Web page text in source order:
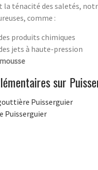
la ténacité des saletés,
comme :
produits chimiques
jets à haute-pression
sur
Puisserguier
Puisserguier